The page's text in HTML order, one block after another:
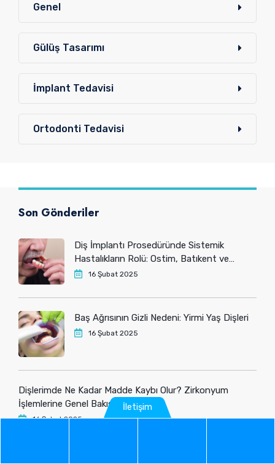
Genel
Gülüş Tasarımı
İmplant Tedavisi
Ortodonti Tedavisi
Son Gönderiler
Diş İmplantı Prosedüründe Sistemik
Hastalıkların Rolü: Ostim, Batıkent ve
Yenimahalle’deki Hastaların Bilmesi
16 Şubat 2025
Baş Ağrısının Gizli Nedeni: Yirmi Yaş Dişleri
16 Şubat 2025
Dişlerimde Ne Kadar Madde Kaybı Olur? Zirkonyum
İşlemlerine Genel Bakış
16 Şubat 2025
İletişim